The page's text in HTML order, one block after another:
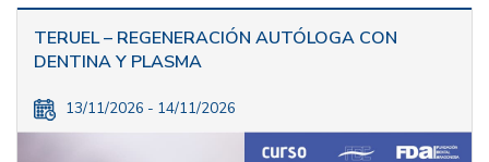
TERUEL – REGENERACIÓN AUTÓLOGA CON
DENTINA Y PLASMA
13/11/2026 - 14/11/2026